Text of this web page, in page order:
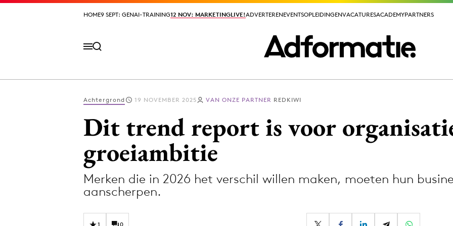
HOME9 SEPT: GENAI-TRAINING12 NOV: MARKETINGLIVE!ADVERTERENEVENTSOPLEIDINGENVACATURESACADEMYPARTNERS
HOME9 SEPT: GENAI-TRAINING12 NOV: MARKETINGLIVE!ADVERTERENEVENTSOPLEIDINGENVACATURESACADEMYPARTNERS
Design
Media
PR
Achtergrond 19 NOVEMBER 2025 VAN ONZE PARTNER REDKIWI
Dit trend report is voor
groeiambitie
Merken die in 2026 het verschil willen maken, moeten hun
aanscherpen.
1 0